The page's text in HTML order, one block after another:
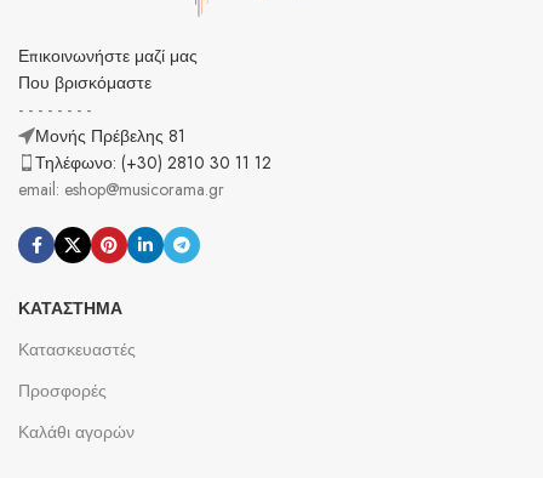
Επικοινωνήστε μαζί μας
Που βρισκόμαστε
- - - - - - - -
Μονής Πρέβελης 81
Τηλέφωνο: (+30) 2810 30 11 12
email: eshop@musicorama.gr
ΚΑΤΆΣΤΗΜΑ
Κατασκευαστές
Προσφορές
Καλάθι αγορών